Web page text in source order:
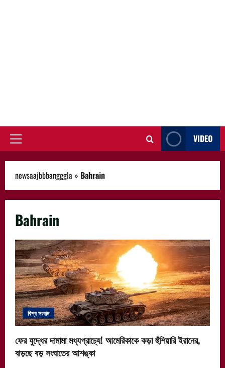
Primary
VIDEO
newsaajbbbangggla » Bahrain
Bahrain
বিশ্ব সংবাদ
ফের যুদ্ধের দামামা মধ্যপ্রাচ্যে! আমেরিকাকে কড়া হুঁশিয়ারি ইরানের,
বাড়ছে বড় সংঘাতের আশঙ্কা